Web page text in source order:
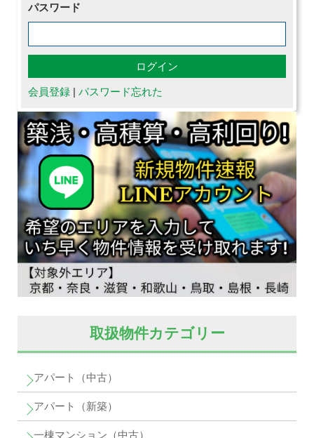
パスワード
会員登録 | パスワード忘れた
取扱物件カテゴリー
アパート（中古）
アパート（新築）
一棟マンション（中古）